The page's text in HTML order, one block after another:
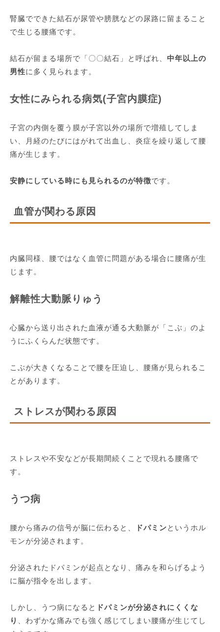
腎臓でできた結石が尿管や膀胱などの尿路に留まること
で生じる腰痛です。
結石が留まる場所で「〇〇結石」と呼ばれ、 中年以上の
男性に多く見られます。
女性にみられる病気(子宮内膜症)
子宮の内側を覆う膜が子宮以外の場所で増殖してしま
い、月経のたびにはがれて出血し、炎症を繰り返して腰
痛が生じます。
安静にしている時にも見られるのが特徴です。
血管が関わる原因
内臓同様、腰ではなく血管に問題がある場合に腰痛が生
じます。
解離性大動脈りゅう
心臓から送り出された血液が通る大動脈が「こぶ」のよ
うにふくらんだ状態です。
こぶが大きくなることで腰を圧迫し、腰痛が見られるこ
とがあります。
ストレスが関わる原因
ストレスや不安などが長期間続くことで現れる腰痛で
す。
うつ病
腰から痛みの信号が脳に伝わると、 ドパミンというホル
モンが分泌されます。
分泌されたドパミンが起点となり、痛みを和らげるよう
に脳が指令を出します。
しかし、うつ病になると ドパミンが分泌されにくくな
り
、わずかな痛みでも強く感じてしまい腰痛が生じてし